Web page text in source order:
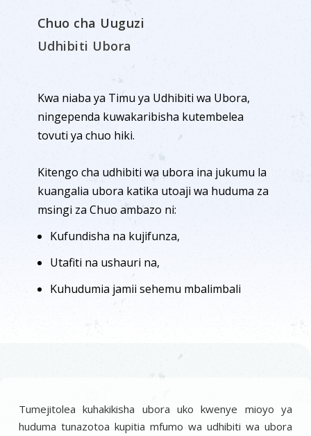
Chuo cha Uuguzi
Udhibiti Ubora
Kwa niaba ya Timu ya Udhibiti wa Ubora,
ningependa kuwakaribisha kutembelea
tovuti ya chuo hiki.
Kitengo cha udhibiti wa ubora ina jukumu la
kuangalia ubora katika utoaji wa huduma za
msingi za Chuo ambazo ni:
Kufundisha na kujifunza,
Utafiti na ushauri na,
Kuhudumia jamii sehemu mbalimbali
Tumejitolea kuhakikisha ubora uko kwenye mioyo ya
huduma tunazotoa kupitia mfumo wa udhibiti wa ubora